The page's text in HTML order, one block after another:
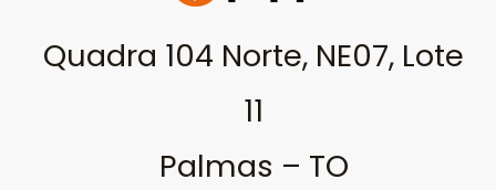
Quadra 104 Norte, NE07, Lote
11
Palmas – TO